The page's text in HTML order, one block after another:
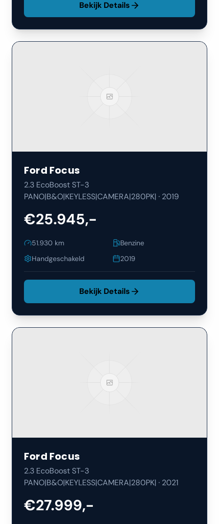
Bekijk Details
Ford Focus
2.3 EcoBoost ST-3
PANO|B&O|KEYLESS|CAMERA|280PK| · 2019
€25.945,-
51.930 km
Benzine
Handgeschakeld
2019
Bekijk Details
Ford Focus
2.3 EcoBoost ST-3
PANO|B&O|KEYLESS|CAMERA|280PK| · 2021
€27.999,-